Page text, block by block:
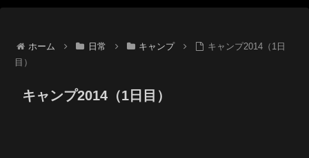
ホーム 日常 キャンプ
キャンプ2014（1日
目）
キャンプ2014（1日目）